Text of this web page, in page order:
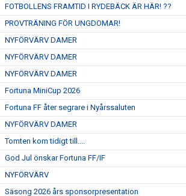
FOTBOLLENS FRAMTID I RYDEBÄCK ÄR HÄR! ??
PROVTRÄNING FÖR UNGDOMAR!
NYFÖRVÄRV DAMER
NYFÖRVÄRV DAMER
NYFÖRVÄRV DAMER
Fortuna MiniCup 2026
Fortuna FF åter segrare i Nyårssaluten
NYFÖRVÄRV DAMER
Tomten kom tidigt till....
God Jul önskar Fortuna FF/IF
NYFÖRVÄRV
Säsong 2026 års sponsorpresentation